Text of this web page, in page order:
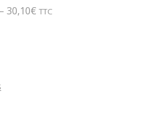
– 30,10€ TTC